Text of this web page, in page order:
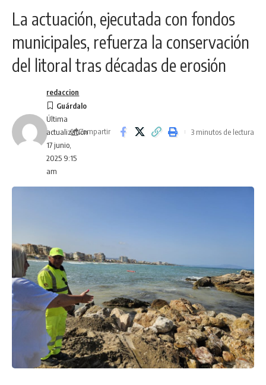
La actuación, ejecutada con fondos
municipales, refuerza la conservación
del litoral tras décadas de erosión
Última
actualización
17 junio,
2025 9:15
am
redaccion
Compartir 3 minutos de lectura